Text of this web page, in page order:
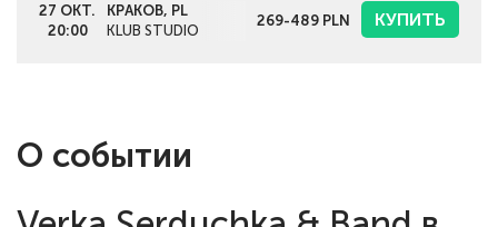
27 ОКТ.
20:00
КРАКОВ, PL
KLUB STUDIO
269-489 PLN КУПИТЬ
О событии